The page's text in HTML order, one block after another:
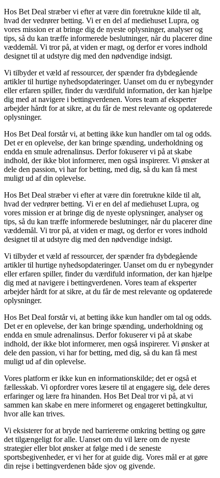
Hos Bet Deal stræber vi efter at være din foretrukne kilde til alt,
hvad der vedrører betting. Vi er en del af mediehuset Lupra, og
vores mission er at bringe dig de nyeste oplysninger, analyser og
tips, så du kan træffe informerede beslutninger, når du placerer dine
væddemål. Vi tror på, at viden er magt, og derfor er vores indhold
designet til at udstyre dig med den nødvendige indsigt.
Vi tilbyder et væld af ressourcer, der spænder fra dybdegående
artikler til hurtige nyhedsopdateringer. Uanset om du er nybegynder
eller erfaren spiller, finder du værdifuld information, der kan hjælpe
dig med at navigere i bettingverdenen. Vores team af eksperter
arbejder hårdt for at sikre, at du får de mest relevante og opdaterede
oplysninger.
Hos Bet Deal forstår vi, at betting ikke kun handler om tal og odds.
Det er en oplevelse, der kan bringe spænding, underholdning og
endda en smule adrenalinsus. Derfor fokuserer vi på at skabe
indhold, der ikke blot informerer, men også inspirerer. Vi ønsker at
dele den passion, vi har for betting, med dig, så du kan få mest
muligt ud af din oplevelse.
Hos Bet Deal stræber vi efter at være din foretrukne kilde til alt,
hvad der vedrører betting. Vi er en del af mediehuset Lupra, og
vores mission er at bringe dig de nyeste oplysninger, analyser og
tips, så du kan træffe informerede beslutninger, når du placerer dine
væddemål. Vi tror på, at viden er magt, og derfor er vores indhold
designet til at udstyre dig med den nødvendige indsigt.
Vi tilbyder et væld af ressourcer, der spænder fra dybdegående
artikler til hurtige nyhedsopdateringer. Uanset om du er nybegynder
eller erfaren spiller, finder du værdifuld information, der kan hjælpe
dig med at navigere i bettingverdenen. Vores team af eksperter
arbejder hårdt for at sikre, at du får de mest relevante og opdaterede
oplysninger.
Hos Bet Deal forstår vi, at betting ikke kun handler om tal og odds.
Det er en oplevelse, der kan bringe spænding, underholdning og
endda en smule adrenalinsus. Derfor fokuserer vi på at skabe
indhold, der ikke blot informerer, men også inspirerer. Vi ønsker at
dele den passion, vi har for betting, med dig, så du kan få mest
muligt ud af din oplevelse.
Vores platform er ikke kun en informationskilde; det er også et
fællesskab. Vi opfordrer vores læsere til at engagere sig, dele deres
erfaringer og lære fra hinanden. Hos Bet Deal tror vi på, at vi
sammen kan skabe en mere informeret og engageret bettingkultur,
hvor alle kan trives.
Vi eksisterer for at bryde ned barriererne omkring betting og gøre
det tilgængeligt for alle. Uanset om du vil lære om de nyeste
strategier eller blot ønsker at følge med i de seneste
sportsbegivenheder, er vi her for at guide dig. Vores mål er at gøre
din rejse i bettingverdenen både sjov og givende.